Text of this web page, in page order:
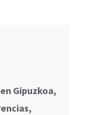
Gipuzkoa,